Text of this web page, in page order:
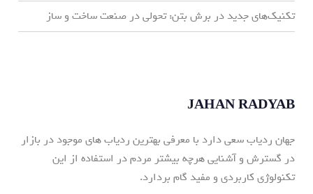
تکنیک‌های جدید در برش بتن: تحولی در صنعت ساخت و ساز
JAHAN RADYAB
جهان ردیاب سعی دارد با معرفی بهترین ردیاب های موجود در بازار
در گسترش و آشنایی هرچه بیشتر مردم در استفاده از این
تکنولوژی کاربردی و مفید گام بردارد.